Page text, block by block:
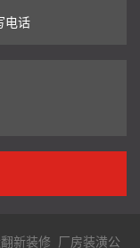
新装修_厂房装潢公